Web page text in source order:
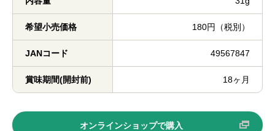
希望小売価格 180円（税別）
JANコード 49567847
賞味期間(開封前) 18ヶ月
オンラインショップで購入